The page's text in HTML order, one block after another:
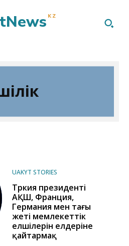
KZ
UAKYT STORIES
Түркия президенті
АҚШ, Франция,
Германия мен тағы
жеті мемлекеттік
елшілерін елдеріне
қайтармақ